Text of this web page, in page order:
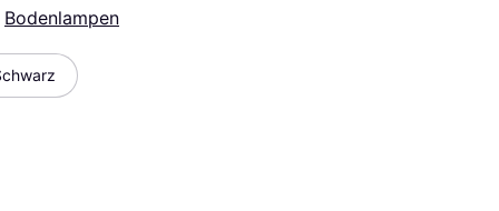
Bodenlampen